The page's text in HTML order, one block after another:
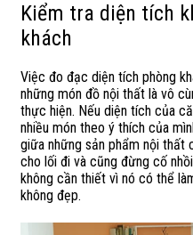
Kiểm tra diện tích
khách
Việc đo đạc diện tích phòng
những món đồ nội thất là vô
thực hiện. Nếu diện tích của
nhiều món theo ý thích của
giữa những sản phẩm nội
cho lối đi và cũng đừng cố
không cần thiết vì nó có thể
không đẹp.